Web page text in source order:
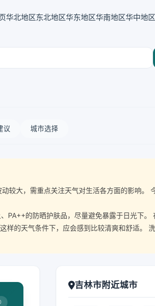
华北地区东北地区华东地区华南地区华中地区
议 城市选择
大，需重点关注天气对生活各方面的影响。
的防晒护肤品，尽量避免暴露于日光下。
样的天气条件下，应会感到比较清爽和舒适。
吉林市附近城市